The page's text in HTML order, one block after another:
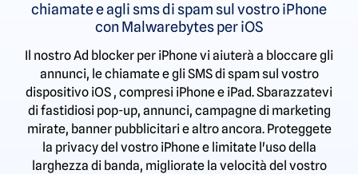
chiamate e agli sms di spam sul vostro iPhone
con Malwarebytes per iOS
Il nostro Ad blocker per iPhone vi aiuterà a bloccare gli
annunci, le chiamate e gli SMS di spam sul vostro
dispositivo iOS , compresi iPhone e iPad. Sbarazzatevi
di fastidiosi pop-up, annunci, campagne di marketing
mirate, banner pubblicitari e altro ancora. Proteggete
la privacy del vostro iPhone e limitate l'uso della
larghezza di banda, migliorate la velocità del vostro